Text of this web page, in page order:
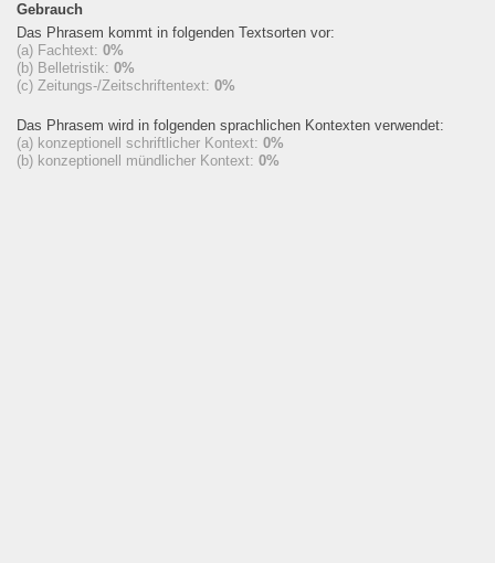
Gebrauch
Das Phrasem kommt in folgenden Textsorten vor:
(a) Fachtext: 0%
(b) Belletristik: 0%
(c) Zeitungs-/Zeitschriftentext: 0%
Das Phrasem wird in folgenden sprachlichen Kontexten verwendet:
(a) konzeptionell schriftlicher Kontext: 0%
(b) konzeptionell mündlicher Kontext: 0%